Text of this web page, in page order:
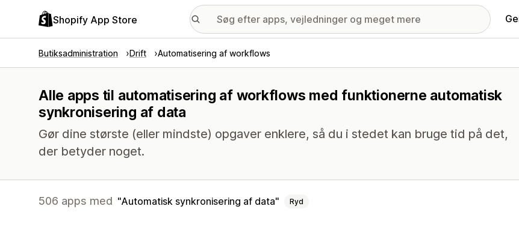
Shopify App Store
Butiksadministration Drift Automatisering af workflows
Alle apps til automatisering af workflows med funktionerne automatisk
synkronisering af data
Gør dine største (eller mindste) opgaver enklere, så du i stedet kan bruge tid på det,
der betyder noget.
506 apps med Automatisk synkronisering af data Ryd